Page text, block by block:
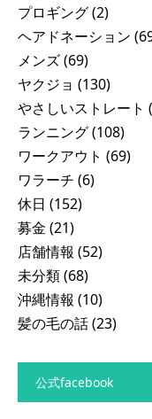
プロギング(2)
ヘアドネーション
メンズ(69)
ヤクジョ (130)
やさしいストレート
ランニング(108)
ワークアウト (69)
ワラーチ (6)
休日 (152)
募金 (21)
店舗情報 (52)
未分類(68)
沖縄情報 (10)
髪の毛の話(23)
公式facebook